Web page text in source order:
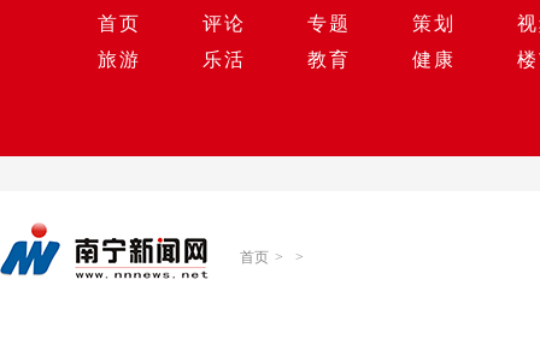
首页 评论 专题 策划
旅游
乐活 教育 健康
首页 > >